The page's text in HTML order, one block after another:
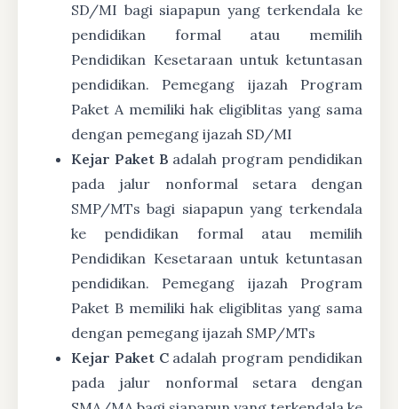
SD/MI bagi siapapun yang terkendala ke
pendidikan formal atau memilih
Pendidikan Kesetaraan untuk ketuntasan
pendidikan. Pemegang ijazah Program
Paket A memiliki hak eligiblitas yang sama
dengan pemegang ijazah SD/MI
Kejar Paket B adalah program pendidikan
pada jalur nonformal setara dengan
SMP/MTs bagi siapapun yang terkendala
ke pendidikan formal atau memilih
Pendidikan Kesetaraan untuk ketuntasan
pendidikan. Pemegang ijazah Program
Paket B memiliki hak eligiblitas yang sama
dengan pemegang ijazah SMP/MTs
Kejar Paket Cadalah program pendidikan
pada jalur nonformal setara dengan